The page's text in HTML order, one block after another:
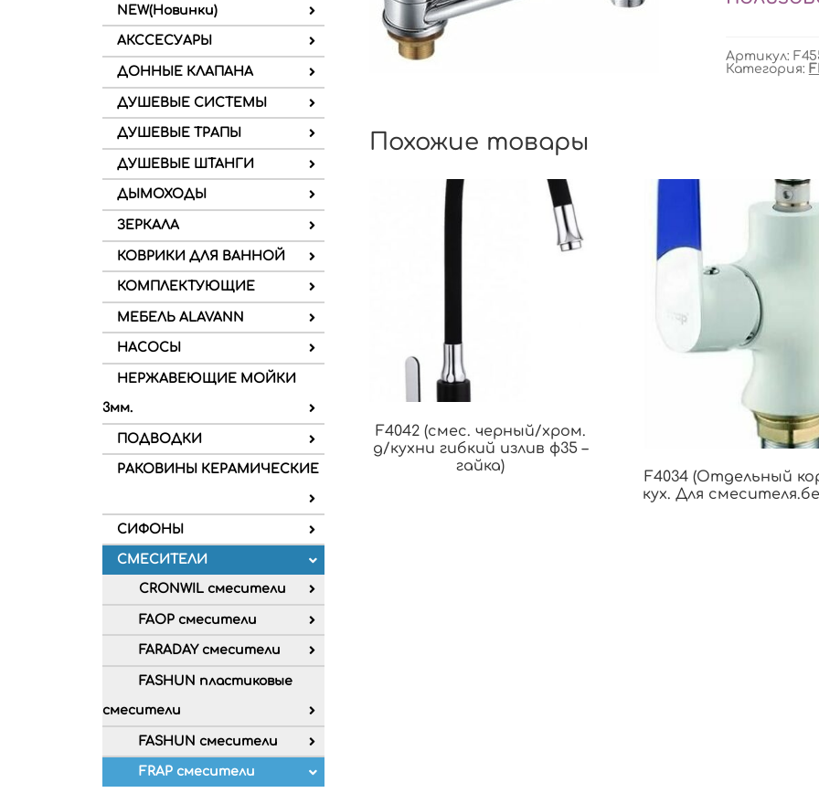
NEW(Новинки)
АКССЕСУАРЫ
ДОННЫЕ КЛАПАНА
ДУШЕВЫЕ СИСТЕМЫ
ДУШЕВЫЕ ТРАПЫ
ДУШЕВЫЕ ШТАНГИ
ДЫМОХОДЫ
ЗЕРКАЛА
КОВРИКИ ДЛЯ ВАННОЙ
КОМПЛЕКТУЮЩИЕ
МЕБЕЛЬ ALAVANN
НАСОСЫ
НЕРЖАВЕЮЩИЕ МОЙКИ
3мм.
ПОДВОДКИ
РАКОВИНЫ КЕРАМИЧЕСКИЕ
СИФОНЫ
СМЕСИТЕЛИ
CRONWIL смесители
FAOP смесители
FARADAY смесители
FASHUN пластиковые
смесители
FASHUN смесители
FRAP смесители
Артикул:
Категория:
Похожие товары
F4042 (смес. черный/хром.
д/кухни гибкий излив ф35 –
гайка)
F4034 (Отдельный
кух. Для